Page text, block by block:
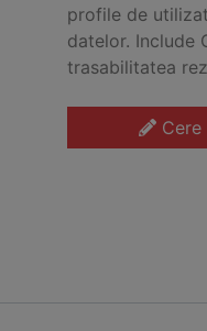
profile de
datelor. Include
trasabilitatea
Cere